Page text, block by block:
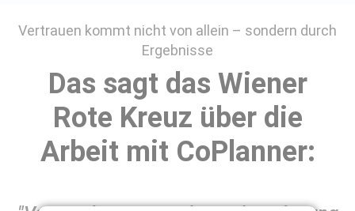
Vertrauen kommt nicht von allein – sondern durch
Ergebnisse
Das sagt das Wiener
Rote Kreuz über die
Arbeit mit CoPlanner: